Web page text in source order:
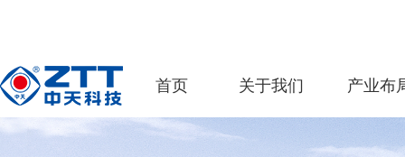
首页 关于我们 产业布